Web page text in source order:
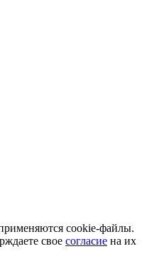
cookie-файлы.
свое согласие на их